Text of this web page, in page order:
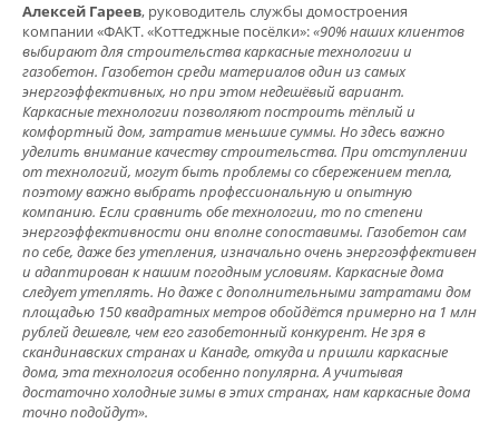
Алексей Гареев, руководитель службы домостроения
компании «ФАКТ. «Коттеджные посёлки»:«90% наших клиентов
выбирают для строительства каркасные технологии и
газобетон. Газобетон среди материалов один из самых
энергоэффективных, но при этом недешёвый вариант.
Каркасные технологии позволяют построить тёплый и
комфортный дом, затратив меньшие суммы. Но здесь важно
уделить внимание качеству строительства. При отступлении
от технологий, могут быть проблемы со сбережением тепла,
поэтому важно выбрать профессиональную и опытную
компанию. Если сравнить обе технологии, то по степени
энергоэффективности они вполне сопоставимы. Газобетон сам
по себе, даже без утепления, изначально очень энергоэффективен
и адаптирован к нашим погодным условиям. Каркасные дома
следует утеплять. Но даже с дополнительными затратами дом
площадью 150 квадратных метров обойдётся примерно на 1 млн
рублей дешевле, чем его газобетонный конкурент. Не зря в
скандинавских странах и Канаде, откуда и пришли каркасные
дома, эта технология особенно популярна. А учитывая
достаточно холодные зимы в этих странах, нам каркасные дома
точно подойдут».